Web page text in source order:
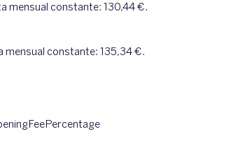
mensual constante: 130,44€.
mensual constante: 135,34€.